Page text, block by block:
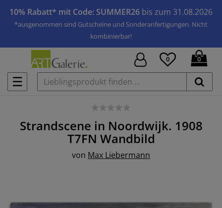
10% Rabatt* mit Code: SUMMER26 bis zum 31.08.2026
*ausgenommen sind Gutscheine und Sonderanfertigungen. Nicht
kombinierbar!
☰
0 0
Strandscene in Noordwijk. 1908
T7FN Wandbild
von Max Liebermann